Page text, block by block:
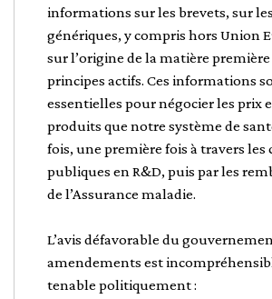
informations sur les brevets, sur
génériques, y compris hors Union
sur l’origine de la matière première
principes actifs. Ces informations
essentielles pour négocier les prix
produits que notre système de
fois, une première fois à travers
publiques en R&D, puis par les
de l’Assurance maladie.
L’avis défavorable du
amendements est
tenable politiquement :